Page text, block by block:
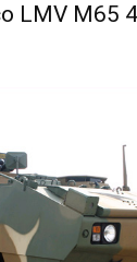
LMV M65